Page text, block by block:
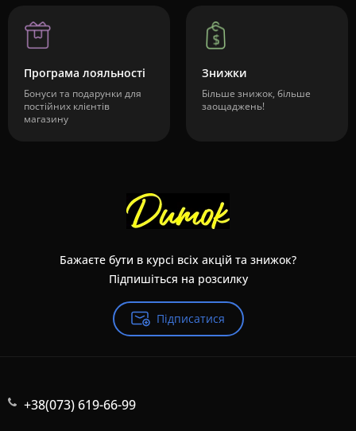
Програма лояльності
Бонуси та подарунки для
постійних клієнтів
магазину
Знижки
Більше знижок, більше
заощаджень!
Бажаєте бути в курсі всіх акцій та знижок?
Підпишіться на розсилку
Підписатися
+38(073) 619-66-99